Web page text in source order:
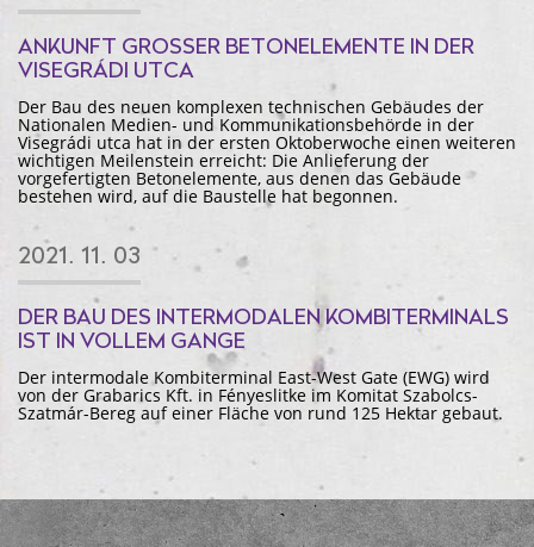
ANKUNFT GROSSER BETONELEMENTE IN DER V
ISEGRÁDI UTCA
Der Bau des neuen komplexen technischen Gebäudes der
Nationalen Medien- und Kommunikationsbehörde in der
Visegrádi utca hat in der ersten Oktoberwoche einen weiteren
wichtigen Meilenstein erreicht: Die Anlieferung der
vorgefertigten Betonelemente, aus denen das Gebäude
bestehen wird, auf die Baustelle hat begonnen.
2021. 11. 03
DER BAU DES INTERMODALEN KOMBITERMINALS
IST IN VOLLEM GANGE
Der intermodale Kombiterminal East-West Gate (EWG) wird
von der Grabarics Kft. in Fényeslitke im Komitat Szabolcs-
Szatmár-Bereg auf einer Fläche von rund 125 Hektar gebaut.